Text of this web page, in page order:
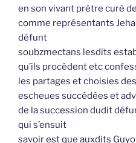
en son vivant prêtre curé
comme représentants
défunt
soubzmectans lesdits
qu’ils procèdent etc
les partages et choisies
escheues succédées et
de la succession dudit
qui s’ensuit
savoir est que auxdits